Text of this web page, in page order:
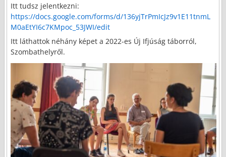
Itt tudsz jelentkezni:
https://docs.google.com/forms/d/136yjTrPmIcJz9v1E11tnmL
M0aEtYI6c7KMpoc_53JWI/edit
Itt láthattok néhány képet a 2022-es Új Ifjúság táborról,
Szombathelyről.